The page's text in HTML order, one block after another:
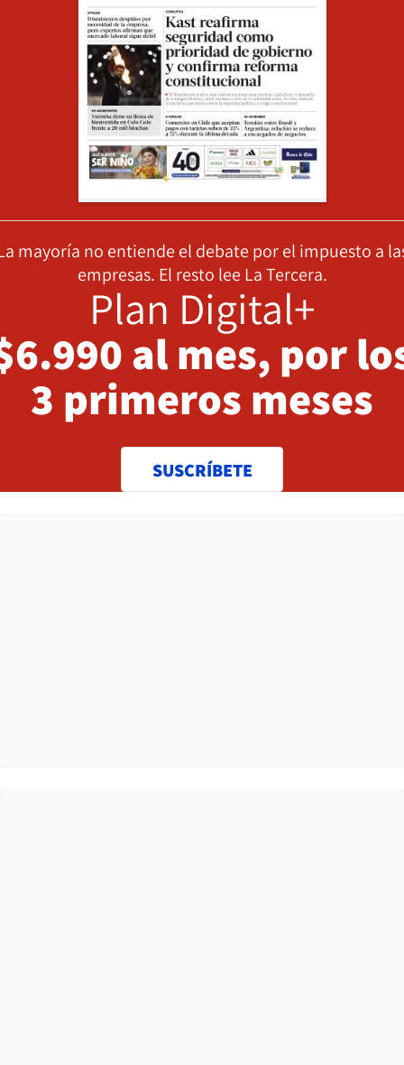
mayoría no entiende el debate por el impuesto a
empresas. El resto lee La Tercera.
Plan Digital+
al mes, por
3 primeros meses
SUSCRÍBETE